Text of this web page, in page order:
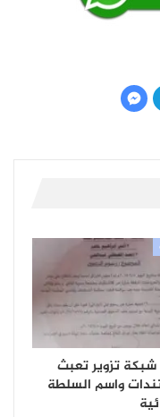
تزوير تعبث
واسم السلطة